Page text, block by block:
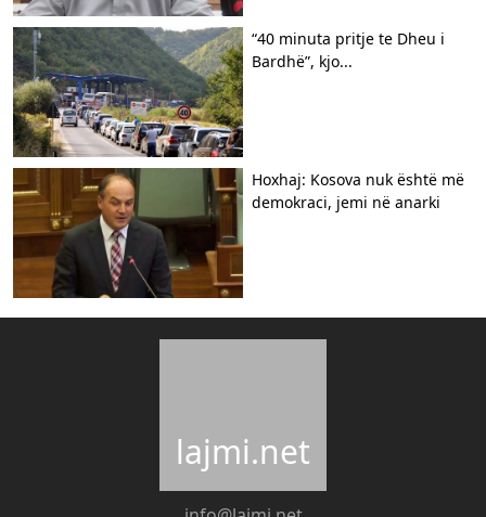
“40 minuta pritje te Dheu i
Bardhë”, kjo...
Hoxhaj: Kosova nuk është më
demokraci, jemi në anarki
lajmi.net